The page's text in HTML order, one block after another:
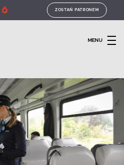
ZOSTAŃ PATRONEM
MENU